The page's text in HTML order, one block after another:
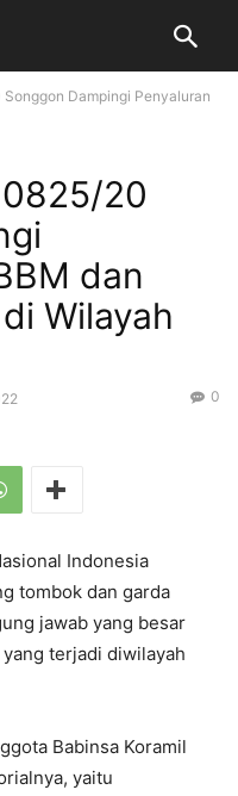
Dampingi Penyaluran
20
dan
Wilayah
0
Indonesia
tombok dan garda
jawab yang besar
terjadi diwilayah
Babinsa Koramil
yaitu